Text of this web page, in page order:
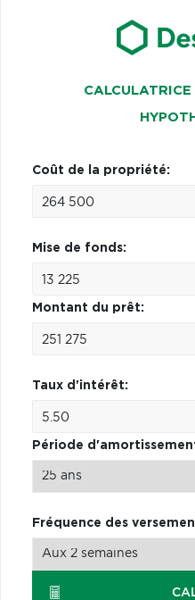
Coût de la propriété:
Mise de fonds:
Montant du prêt:
Taux d'intérêt:
Période
Fréquence des